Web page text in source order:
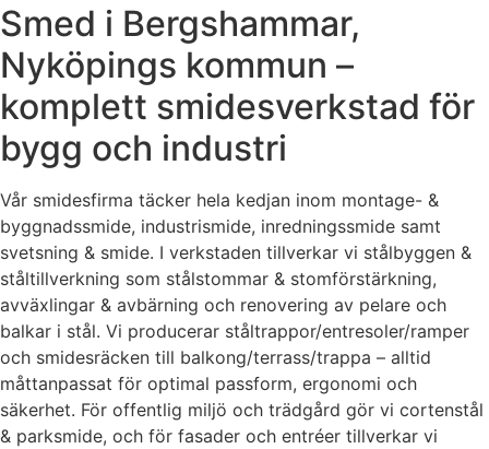
Smed i Bergshammar,
Nyköpings kommun –
komplett smidesverkstad för
bygg och industri
Vår smidesfirma täcker hela kedjan inom montage- &
byggnadssmide, industrismide, inredningssmide samt
svetsning & smide. I verkstaden tillverkar vi stålbyggen &
ståltillverkning som stålstommar & stomförstärkning,
avväxlingar & avbärning och renovering av pelare och
balkar i stål. Vi producerar ståltrappor/entresoler/ramper
och smidesräcken till balkong/terrass/trappa – alltid
måttanpassat för optimal passform, ergonomi och
säkerhet. För offentlig miljö och trädgård gör vi cortenstål
& parksmide, och för fasader och entréer tillverkar vi